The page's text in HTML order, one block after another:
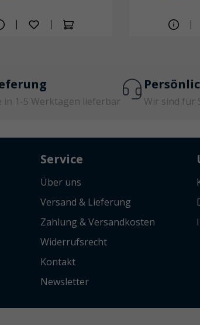
in 1-5 Werktagen lieferbar Wir sind für
Service
Über uns
Versand & Lieferung
Zahlung & Versandkosten
Widerrufsrecht
Kontakt
Newsletter